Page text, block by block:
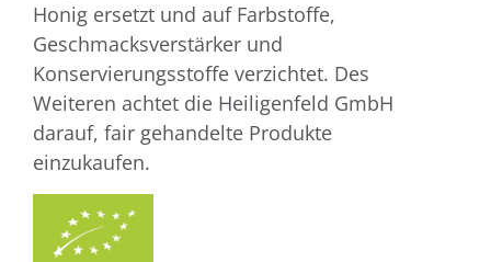
Honig ersetzt und auf Farbstoffe,
Geschmacksverstärker und
Konservierungsstoffe verzichtet. Des
Weiteren achtet die Heiligenfeld GmbH
darauf, fair gehandelte Produkte
einzukaufen.